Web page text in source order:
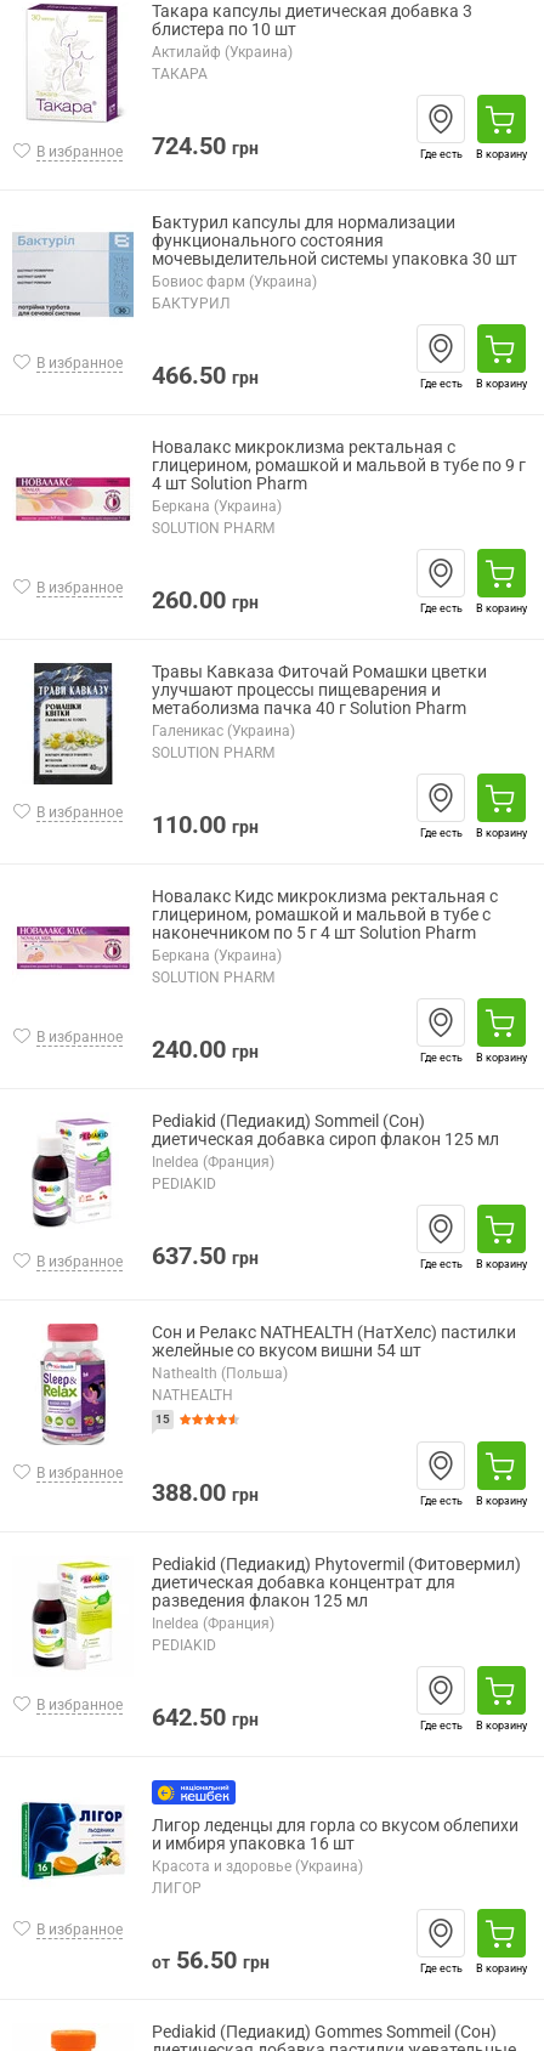
В избранное
Такара капсулы диетическая добавка 3
блистера по 10 шт
Актилайф (Украина)
ТАКАРА
724.50 грн Где есть В корзину
В избранное
Бактурил капсулы для нормализации
функционального состояния
мочевыделительной системы упаковка 30 шт
Бовиос фарм (Украина)
БАКТУРИЛ
466.50 грн Где есть В корзину
В избранное
Новалакс микроклизма ректальная с
глицерином, ромашкой и мальвой в тубе по 9 г
4 шт Solution Pharm
Беркана (Украина)
SOLUTION PHARM
260.00 грн Где есть В корзину
В избранное
Травы Кавказа Фиточай Ромашки цветки
улучшают процессы пищеварения и
метаболизма пачка 40 г Solution Pharm
Галеникас (Украина)
SOLUTION PHARM
110.00 грн Где есть В корзину
В избранное
Новалакс Кидс микроклизма ректальная с
глицерином, ромашкой и мальвой в тубе с
наконечником по 5 г 4 шт Solution Pharm
Беркана (Украина)
SOLUTION PHARM
240.00 грн Где есть В корзину
В избранное
Pediakid (Педиакид) Sommeil (Сон)
диетическая добавка сироп флакон 125 мл
Ineldea (Франция)
PEDIAKID
637.50 грн Где есть В корзину
В избранное
Сон и Релакс NATHEALTH (НатХелс) пастилки
желейные со вкусом вишни 54 шт
Nathealth (Польша)
NATHEALTH
15
388.00 грн Где есть В корзину
В избранное
Pediakid (Педиакид) Phytovermil (Фитовермил)
диетическая добавка концентрат для
разведения флакон 125 мл
Ineldea (Франция)
PEDIAKID
642.50 грн Где есть В корзину
В избранное
Лигор леденцы для горла со вкусом облепихи
и имбиря упаковка 16 шт
Красота и здоровье (Украина)
ЛИГОР
от 56.50 грн Где есть В корзину
Pediakid (Педиакид) Gommes Sommeil (Сон)